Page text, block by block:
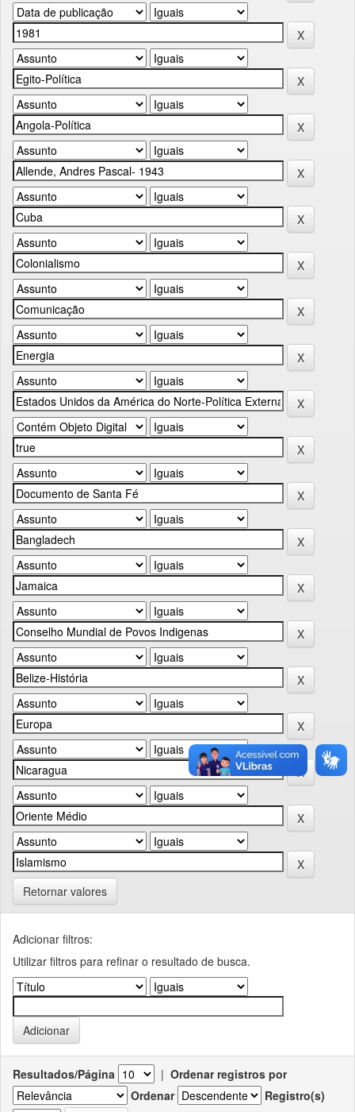
Retornar valores
Adicionar filtros:
Utilizar filtros para refinar o resultado de busca.
Resultados/Página | Ordenar registros por
Ordenar
Registro(s)